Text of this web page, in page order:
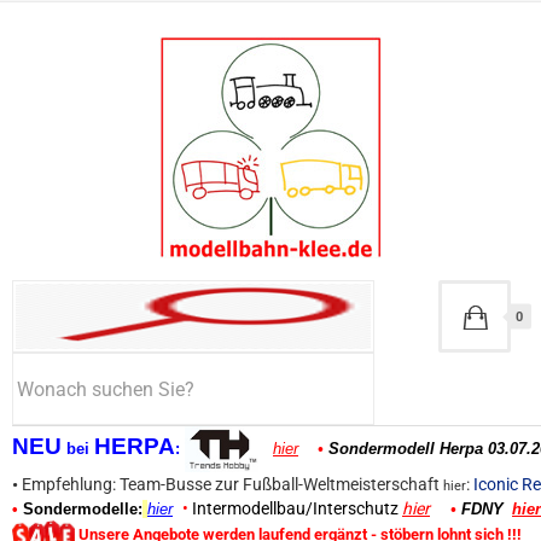
NEU bei HERPA: hier • Sondermodell Herpa
• Empfehlung: Team-Busse zur Fußball-Weltmeisterschaft hier: Iconic
• Sondermodelle: hier • Intermodellbau/Interschutz hier • FDNY hier
Unsere Angebote werden laufend ergänzt - stöbern lohnt sich !!!
0